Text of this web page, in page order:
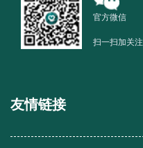
官方微信
扫一扫加关注
友情链接